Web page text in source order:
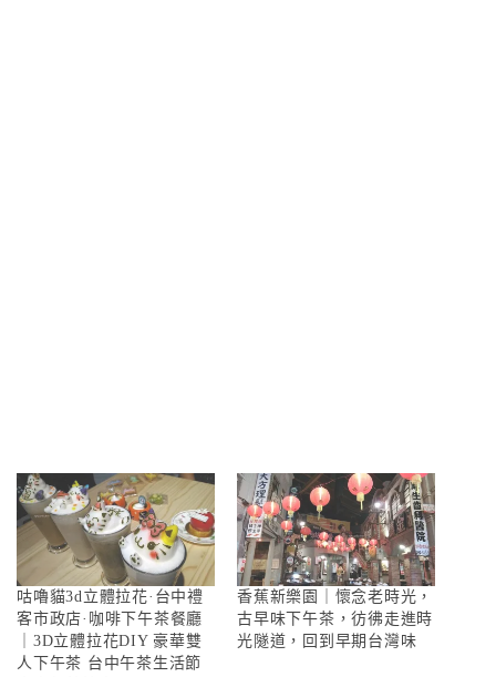
咕嚕貓3d立體拉花·台中禮
客市政店·咖啡下午茶餐廳
｜3D立體拉花DIY 豪華雙
人下午茶 台中午茶生活節
香蕉新樂園｜懷念老時光，
古早味下午茶，彷彿走進時
光隧道，回到早期台灣味